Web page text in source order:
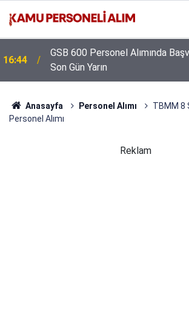
16:44
GSB 600 Personel Alımında
Son Gün Yarın
Anasayfa Personel Alımı
TBMM 8
Personel Alımı
Reklam